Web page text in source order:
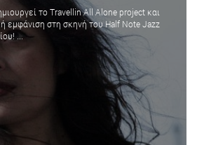
το Travellin All Alone project και
εμφάνιση στη σκηνή του Ηalf Note Jazz
...